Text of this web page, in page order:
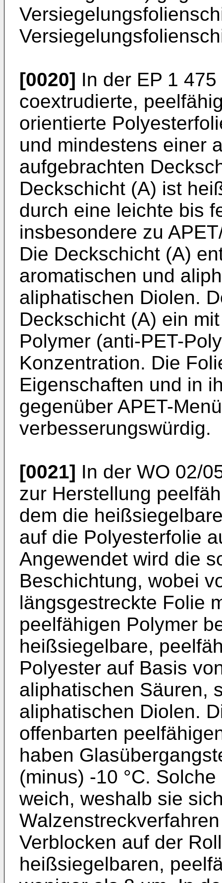
[0020] In der EP 1
coextrudierte,
orientierte
und mindestens einer
aufgebrachten
Deckschicht (A) ist
durch eine leichte bis
insbesondere zu
Die Deckschicht (A)
aromatischen und
aliphatischen Diolen.
Deckschicht (A) ein
Polymer (anti-PET-
Konzentration. Die
Eigenschaften und in
gegenüber APET-
verbesserungswürdig.
[0021] In der WO 02/
zur Herstellung
dem die
auf die Polyesterfolie
Angewendet wird die
Beschichtung, wobei
längsgestreckte Folie
peelfähigen Polymer
heißsiegelbare,
Polyester auf Basis
aliphatischen Säuren,
aliphatischen Diolen.
offenbarten
haben
(minus) -10 °C.
weich, weshalb sie
Verblocken auf der
heißsiegelbaren,